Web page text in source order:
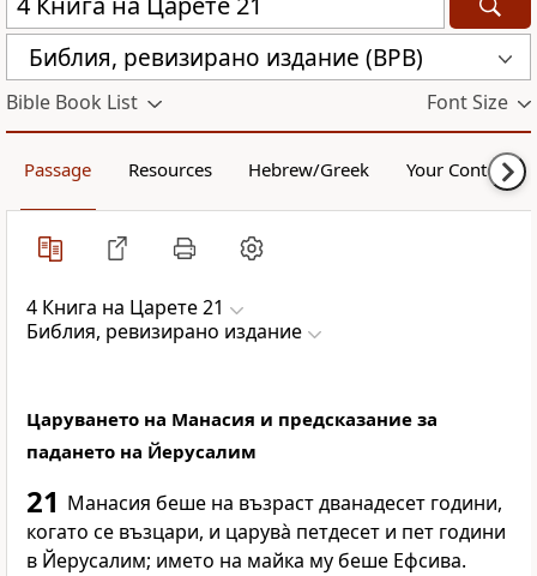
Библия, ревизирано издание (BPB)
Bible Book List Font Size
Passage Resources Hebrew/Greek Your Content
4 Книга на Царете 21
Библия, ревизирано издание
Царуването на Манасия и предсказание за
падането на Йерусалим
21 Манасия беше на възраст дванадесет години,
когато се възцари, и царува̀ петдесет и пет години
в Йерусалим; името на майка му беше Ефсива.